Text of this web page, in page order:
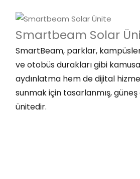
Smartbeam Solar
SmartBeam, parklar,
ve otobüs durakları gibi
aydınlatma hem de dijital
sunmak için tasarlanmış, güneş
ünitedir.